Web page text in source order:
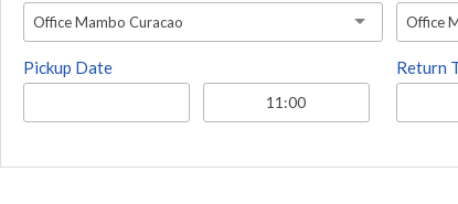
Office Mambo Curacao
Pickup Date
Office
Return